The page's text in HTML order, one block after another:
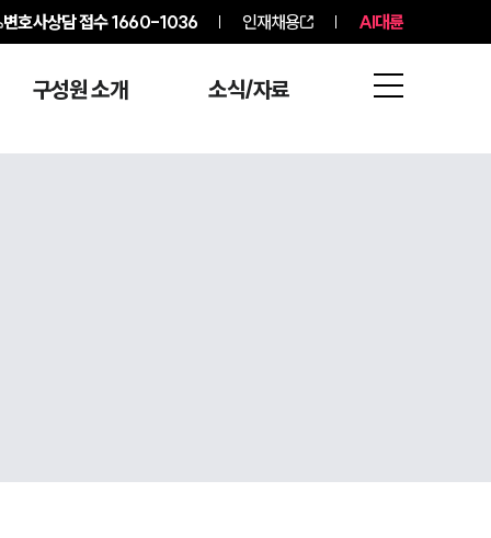
변호사상담 접수1660-1036 인재채용 AI대륜
구성원 소개 소식/자료